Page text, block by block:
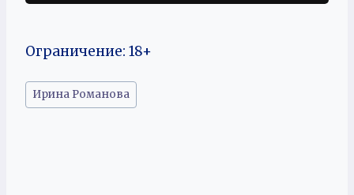
Ограничение: 18+
Метки
записи:
Ирина Романова